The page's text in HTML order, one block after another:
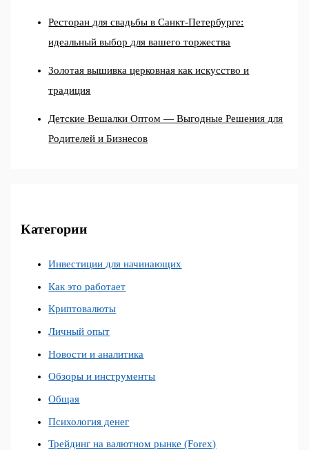
Ресторан для свадьбы в Санкт-Петербурге:
идеальный выбор для вашего торжества
Золотая вышивка церковная как искусство и
традиция
Детские Вешалки Оптом — Выгодные Решения для
Родителей и Бизнесов
Категории
Инвестиции для начинающих
Как это работает
Криптовалюты
Личный опыт
Новости и аналитика
Обзоры и инструменты
Общая
Психология денег
Трейдинг на валютном рынке (Forex)